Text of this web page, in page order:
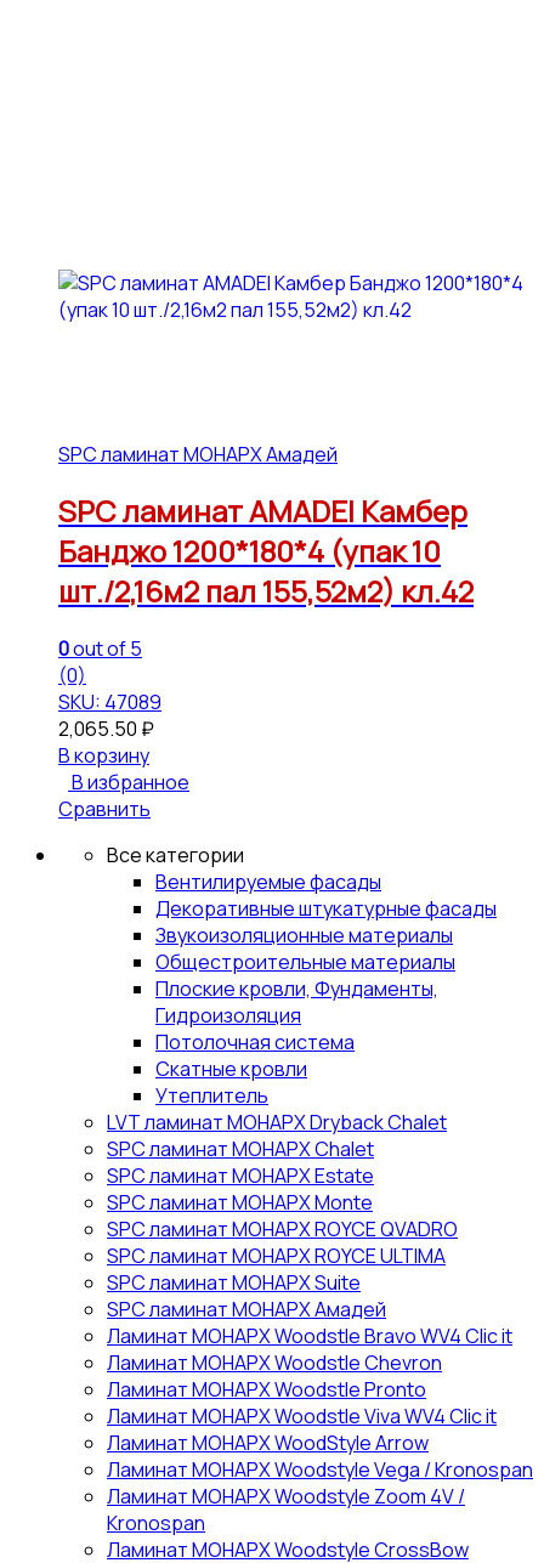
SPC ламинат МОНАРХ Амадей
SPC ламинат AMADEI Камбер
Банджо 1200*180*4 (упак 10
шт./2,16м2 пал 155,52м2) кл.42
0out of 5
(0)
SKU: 47089
2,065.50 ₽
В корзину
В избранное
Сравнить
Все категории
Вентилируемые фасады
Декоративные штукатурные фасады
Звукоизоляционные материалы
Общестроительные материалы
Плоские кровли, Фундаменты,
Гидроизоляция
Потолочная система
Скатные кровли
Утеплитель
LVT ламинат МОНАРХ Dryback Chalet
SPC ламинат МОНАРХ Chalet
SPC ламинат МОНАРХ Estate
SPC ламинат МОНАРХ Monte
SPC ламинат МОНАРХ ROYCE QVADRO
SPC ламинат МОНАРХ ROYCE ULTIMA
SPC ламинат МОНАРХ Suite
SPC ламинат МОНАРХ Амадей
Ламинат МОНАРХ Woodstle Bravo WV4 Clic it
Ламинат МОНАРХ Woodstle Chevron
Ламинат МОНАРХ Woodstle Pronto
Ламинат МОНАРХ Woodstle Viva WV4 Clic it
Ламинат МОНАРХ WoodStyle Arrow
Ламинат МОНАРХ Woodstyle Vega / Kronospan
Ламинат МОНАРХ Woodstyle Zoom 4V /
Kronospan
Ламинат МОНАРХ Woodstyle СrossBow